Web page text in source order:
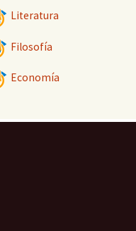
Literatura
Filosofía
Economía